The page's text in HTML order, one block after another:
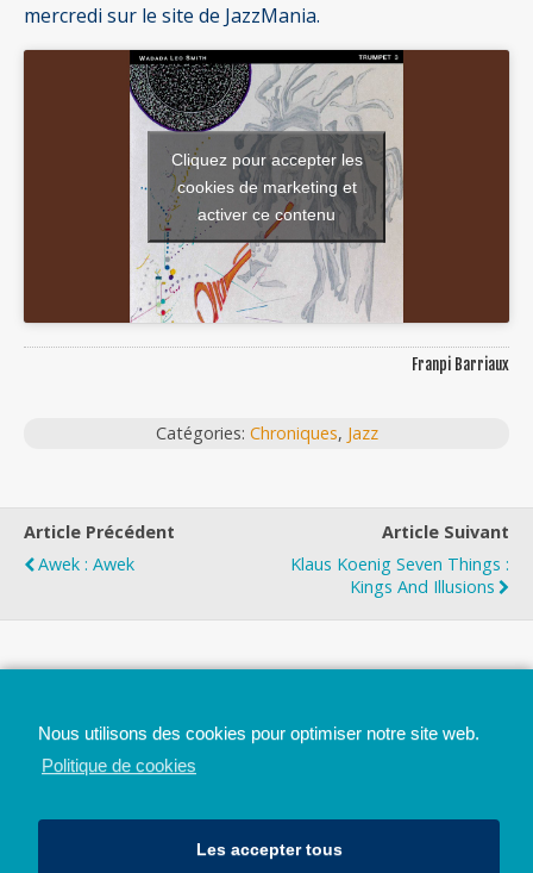
mercredi sur le site de JazzMania.
Cliquez pour accepter les
cookies de marketing et
activer ce contenu
Franpi Barriaux
Catégories: Chroniques, Jazz
Article Précédent
Awek : Awek
Article Suivant
Klaus Koenig Seven Things :
Kings And Illusions
Nous utilisons des cookies pour optimiser notre site web.
Politique de cookies
Les accepter tous